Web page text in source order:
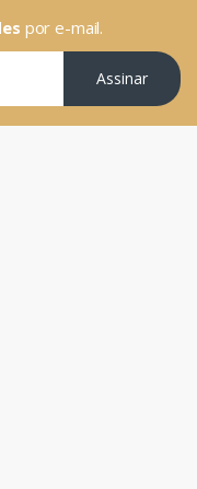
por e-mail.
Assinar